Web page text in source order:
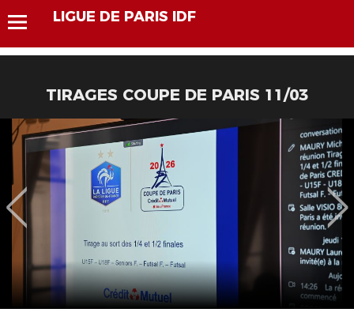
LIGUE DE PARIS IDF
TIRAGES COUPE DE PARIS 11/03